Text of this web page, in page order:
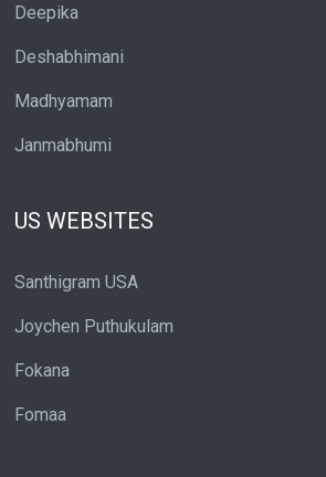
Deepika
Deshabhimani
Madhyamam
Janmabhumi
US WEBSITES
Santhigram USA
Joychen Puthukulam
Fokana
Fomaa